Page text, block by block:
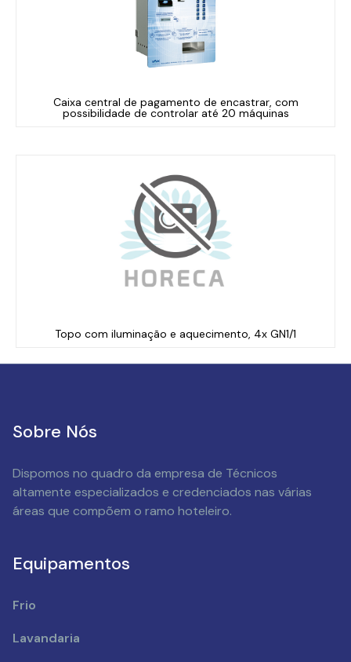
Caixa central de pagamento de encastrar, com
possibilidade de controlar até 20 máquinas
Topo com iluminação e aquecimento, 4x GN1/1
Sobre Nós
Dispomos no quadro da empresa de Técnicos
altamente especializados e credenciados nas várias
áreas que compõem o ramo hoteleiro.
Equipamentos
Frio
Lavandaria